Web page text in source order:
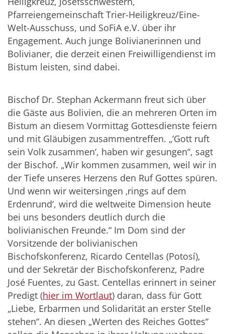
Pfarreiengemeinschaft Trier-Heiligkreuz/Eine-
Welt-Ausschuss, und SoFiA e.V. über ihr
Engagement. Auch junge Bolivianerinnen und
Bolivianer, die derzeit einen Freiwilligendienst im
Bistum leisten, sind dabei.
Bischof Dr. Stephan Ackermann freut sich über
die Gäste aus Bolivien, die an mehreren Orten im
Bistum an diesem Vormittag Gottesdienste feiern
und mit Gläubigen zusammentreffen. „‘Gott ruft
sein Volk zusammen‘, haben wir gesungen“, sagt
der Bischof. „Wir kommen zusammen, weil wir in
der Tiefe unseres Herzens den Ruf Gottes spüren.
Und wenn wir weitersingen ‚rings auf dem
Erdenrund‘, wird die weltweite Dimension heute
bei uns besonders deutlich durch die
bolivianischen Freunde.“ Im Dom sind der
Vorsitzende der bolivianischen
Bischofskonferenz, Ricardo Centellas (Potosí),
und der Sekretär der Bischofskonferenz, Padre
José Fuentes, zu Gast. Centellas erinnert in seiner
Predigt (hier im Wortlaut) daran, dass für Gott
„Liebe, Erbarmen und Solidarität an erster Stelle
stehen“. An diesen „Werten des Reiches Gottes“